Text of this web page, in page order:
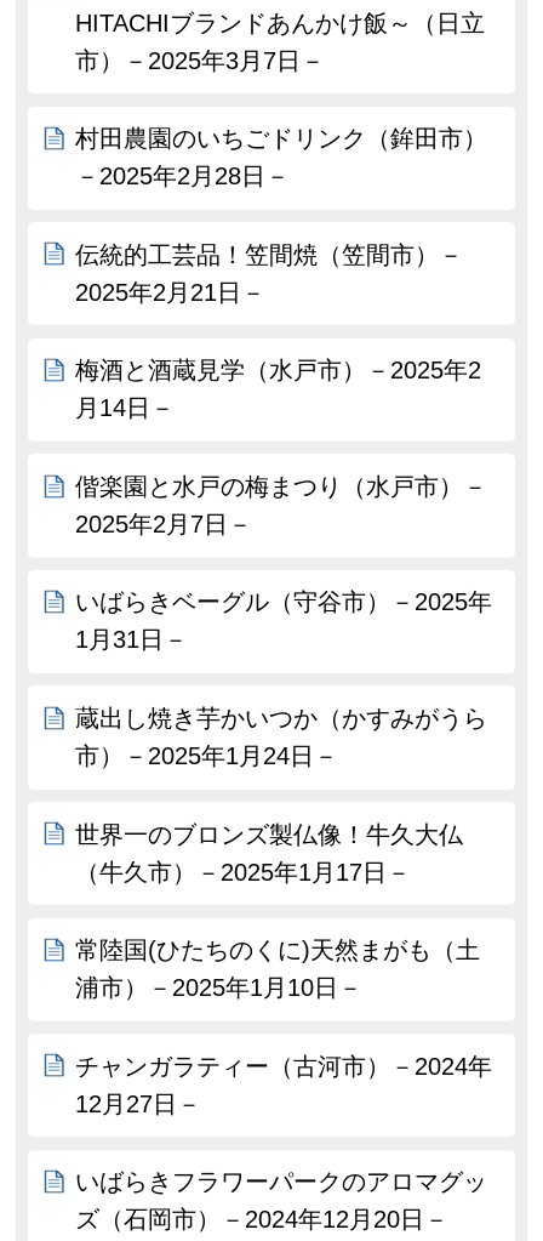
HITACHIブランドあんかけ飯～（日立
市）－2025年3月7日－
村田農園のいちごドリンク（鉾田市）
－2025年2月28日－
伝統的工芸品！笠間焼（笠間市）－
2025年2月21日－
梅酒と酒蔵見学（水戸市）－2025年2
月14日－
偕楽園と水戸の梅まつり（水戸市）－
2025年2月7日－
いばらきベーグル（守谷市）－2025年
1月31日－
蔵出し焼き芋かいつか（かすみがうら
市）－2025年1月24日－
世界一のブロンズ製仏像！牛久大仏
（牛久市）－2025年1月17日－
常陸国(ひたちのくに)天然まがも（土
浦市）－2025年1月10日－
チャンガラティー（古河市）－2024年
12月27日－
いばらきフラワーパークのアロマグッ
ズ（石岡市）－2024年12月20日－